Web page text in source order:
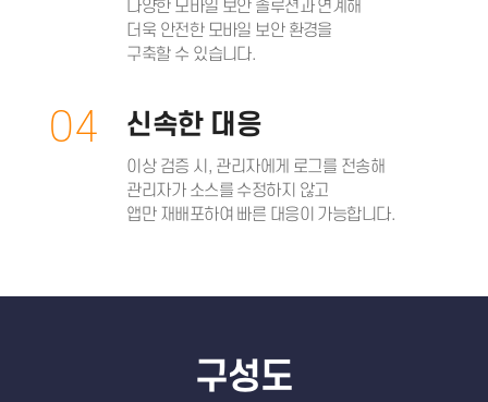
다양한 모바일 보안 솔루션과 연계해
더욱 안전한 모바일 보안 환경을
구축할 수 있습니다.
04 신속한 대응
이상 검증 시, 관리자에게 로그를 전송해
관리자가 소스를 수정하지 않고
앱만 재배포하여 빠른 대응이 가능합니다.
구성도